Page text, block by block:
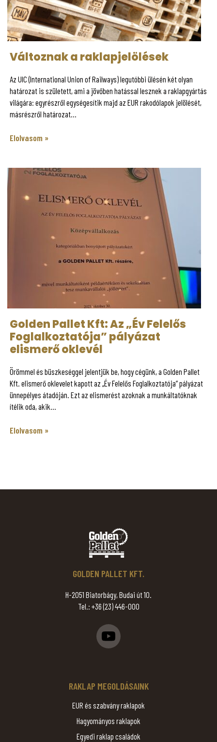
Változnak a raklapjelölések
Az UIC (International Union of Railways) legutóbbi ülésén két olyan
határozat is született, ami a jövőben hatással lesznek a raklapgyártás
világára: egyrészről egységesítik majd az EUR rakodólapok jelölését,
másrészről határozat...
Elolvasom »
Golden Pallet Kft: Az „Év Felelős
Foglalkoztatója” pályázat
elismerő oklevél
Örömmel és büszkeséggel jelentjük be, hogy cégünk, a Golden Pallet
Kft. elismerő oklevelet kapott az „Év Felelős Foglalkoztatója” pályázat
ünnepélyes átadóján. Ezt az elismerést azoknak a munkáltatóknak
ítélik oda, akik...
Elolvasom »
GOLDEN PALLET KFT.
H-2051 Biatorbágy, Budai út 10.
Tel.: +36 (23) 446-000
RAKLAP MEGOLDÁSAINK
EUR és szabvány raklapok
Hagyományos raklapok
Egyedi raklap családok